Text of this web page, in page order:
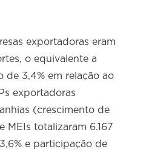
exportadoras eram
o equivalente a
de 3,4% em relação ao
exportadoras
(crescimento de
MEIs totalizaram 6.167
e participação de